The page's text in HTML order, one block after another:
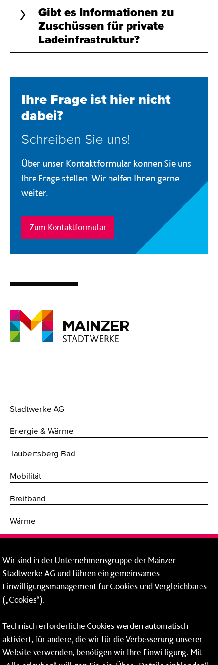
Gibt es Informationen zu
Zuschüssen für private
Ladeinfrastruktur?
Ihre Frage ist hier nicht
dabei?
Schreiben Sie uns!
Über unser Kontaktformular können Sie uns
Ihre Frage stellen. Wir helfen Ihnen gerne
weiter.
Zum Kontaktformular
Stadtwerke AG
Energie & Wärme
Taubertsberg Bad
Mobilität
Breitband
Wärme
Erneuerbare Energien
Netze
Rheinallee 41
55118 Mainz
Wirsind in derUnternehmensgruppe der Mainzer
Stadtwerke AG und führen ein gemeinsames
Einwilligungsmanagement für Cookies und Vergleichbares
(„Cookies“).
Technisch erforderliche Cookies werden automatisch
aktiviert, für andere, die wir für die Verbesserung unserer
Website verwenden, benötigen wir Ihre Einwilligung. Mit